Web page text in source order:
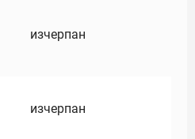
изчерпан
изчерпан